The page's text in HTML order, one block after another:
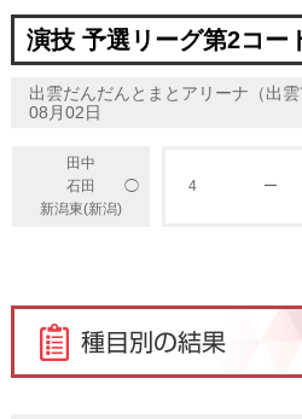
演技 予選リーグ第2コー
出雲だんだんとまとアリーナ（出雲
08月02日
田中
石田
新潟東(新潟)
◯ 4 ー